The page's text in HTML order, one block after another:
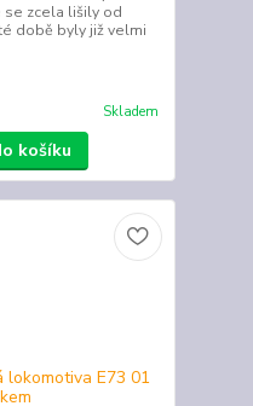
se zcela lišily od
době byly již velmi
Skladem
košíku